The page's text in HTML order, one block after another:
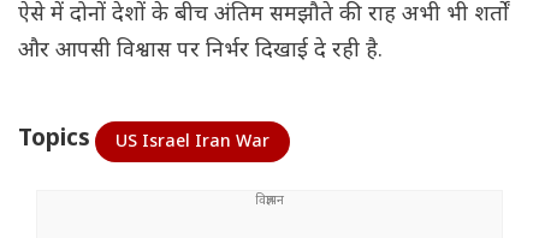
ऐसे में दोनों देशों के बीच अंतिम समझौते की राह अभी भी शर्तों
और आपसी विश्वास पर निर्भर दिखाई दे रही है.
Topics US Israel Iran War